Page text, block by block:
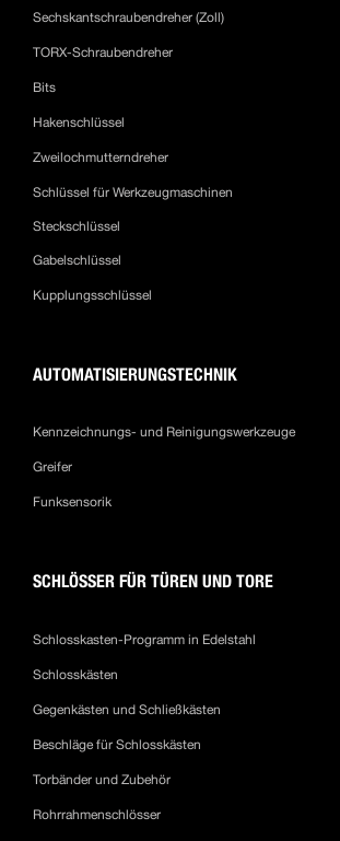
Sechskantschraubendreher (Zoll)
TORX-Schraubendreher
Bits
Hakenschlüssel
Zweilochmutterndreher
Schlüssel für Werkzeugmaschinen
Steckschlüssel
Gabelschlüssel
Kupplungsschlüssel
AUTOMATISIERUNGSTECHNIK
Kennzeichnungs- und Reinigungswerkzeuge
Greifer
Funksensorik
SCHLÖSSER FÜR TÜREN UND TORE
Schlosskasten-Programm in Edelstahl
Schlosskästen
Gegenkästen und Schließkästen
Beschläge für Schlosskästen
Torbänder und Zubehör
Rohrrahmenschlösser